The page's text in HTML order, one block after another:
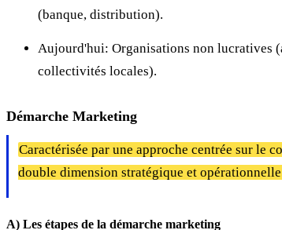
(banque, distribution).
Aujourd'hui: Organisations non lucratives
collectivités locales).
Démarche Marketing
Caractérisée par une approche centrée sur le
double dimension stratégique et
A) Les étapes de la démarche marketing